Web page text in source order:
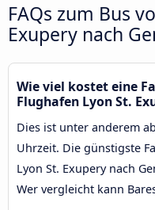
FAQs zum Bus
Exupery nach
Wie viel kostet eine
Flughafen Lyon St.
Dies ist unter anderem
Uhrzeit. Die günstigste
Lyon St. Exupery nach
Wer vergleicht kann